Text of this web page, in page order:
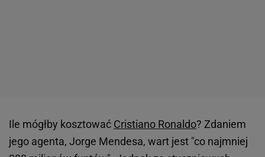
Ile mógłby kosztować Cristiano Ronaldo? Zdaniem
jego agenta, Jorge Mendesa, wart jest "co najmniej